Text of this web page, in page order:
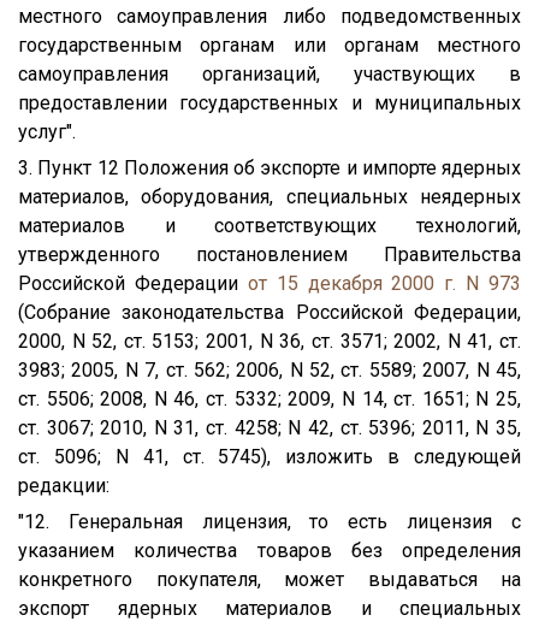
местного самоуправления либо подведомственных
государственным органам или органам местного
самоуправления организаций, участвующих в
предоставлении государственных и муниципальных
услуг".
3. Пункт 12 Положения об экспорте и импорте ядерных
материалов, оборудования, специальных неядерных
материалов и соответствующих технологий,
утвержденного постановлением Правительства
Российской Федерации от 15 декабря 2000 г. N 973
(Собрание законодательства Российской Федерации,
2000, N 52, ст. 5153; 2001, N 36, ст. 3571; 2002, N 41, ст.
3983; 2005, N 7, ст. 562; 2006, N 52, ст. 5589; 2007, N 45,
ст. 5506; 2008, N 46, ст. 5332; 2009, N 14, ст. 1651; N 25,
ст. 3067; 2010, N 31, ст. 4258; N 42, ст. 5396; 2011, N 35,
ст. 5096; N 41, ст. 5745), изложить в следующей
редакции:
"12. Генеральная лицензия, то есть лицензия с
указанием количества товаров без определения
конкретного покупателя, может выдаваться на
экспорт ядерных материалов и специальных